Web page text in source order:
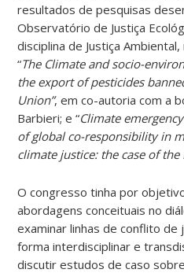
resultados de pesquisas
Observatório de Justiça
disciplina de Justiça
“The Climate and socio-
the export of pesticides
Union”, em co-autoria com a
Barbieri; e “Climate
of global co-responsibility in
climate justice: the case of
O congresso tinha por
abordagens conceituais no
examinar linhas de conflito de
forma interdisciplinar e
discutir estudos de caso